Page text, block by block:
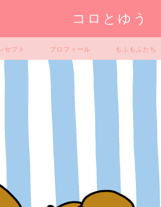
コロとゆう
セプト プロフィール もふもふたち